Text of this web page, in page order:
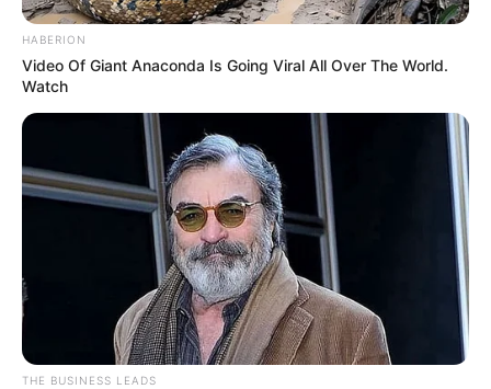
Auf einigen Seiten dieses Projektes sind Affiliate-
Angebote integriert. Wenn etwas darüber gebucht oder
gekauft wird, ist das eine Unterstützung, ohne dass sich
dadurch der Preis ändert.
HABERION
Video Of Giant Anaconda Is Going Viral All Over The World.
Watch
THE BUSINESS LEADS